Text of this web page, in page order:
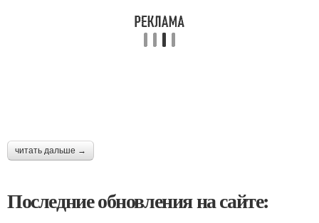
читать дальше →
Последние обновления на сайте: